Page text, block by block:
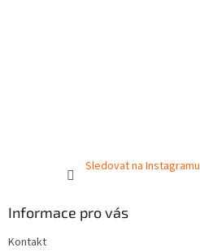
Sledovat na Instagramu
Informace pro vás
Kontakt